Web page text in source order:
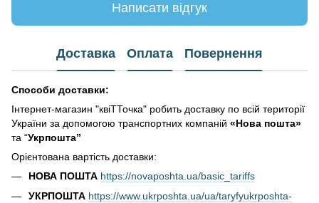
Написати відгук
Доставка Оплата Повернення
Способи доставки:
Інтернет-магазин "квіТТочка" робить доставку по всій території
України за допомогою транспортних компаній «Нова пошта»
та “Укрпошта”
Орієнтована вартість доставки:
НОВА ПОШТА https://novaposhta.ua/basic_tariffs
УКРПОШТА https://www.ukrposhta.ua/ua/taryfyukrposhta-